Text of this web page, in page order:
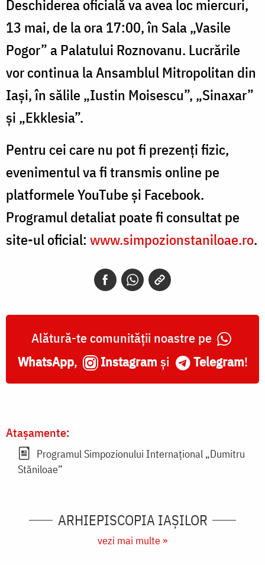
Deschiderea oficială va avea loc miercuri,
13 mai, de la ora 17:00, în Sala „Vasile
Pogor” a Palatului Roznovanu. Lucrările
vor continua la Ansamblul Mitropolitan din
Iași, în sălile „Iustin Moisescu”, „Sinaxar”
și „Ekklesia”.
Pentru cei care nu pot fi prezenți fizic,
evenimentul va fi transmis online pe
platformele YouTube și Facebook.
Programul detaliat poate fi consultat pe
site-ul oficial: www.simpozionstaniloae.ro.
Alătură-te comunității noastre pe
WhatsApp, Instagram și Telegram!
Atașamente:
Programul Simpozionului Internațional „Dumitru
Stăniloae”
ARHIEPISCOPIA IAŞILOR
vezi mai multe »